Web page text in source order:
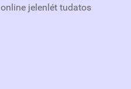
jelenlét tudatos